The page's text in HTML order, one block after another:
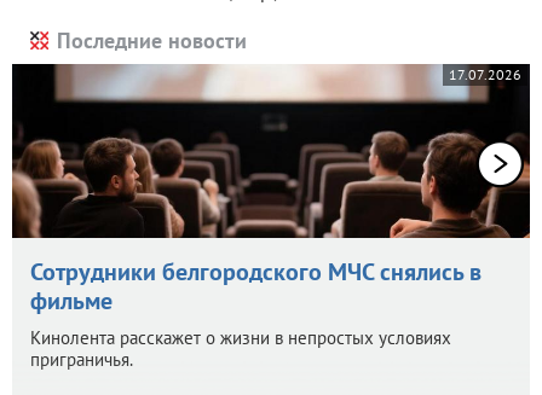
Последние новости
17.07.2026
Сотрудники белгородского МЧС снялись в
фильме
Кинолента расскажет о жизни в непростых условиях
приграничья.